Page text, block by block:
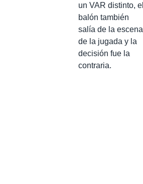
un VAR distinto, el
balón también
salía de la escena
de la jugada y la
decisión fue la
contraria.